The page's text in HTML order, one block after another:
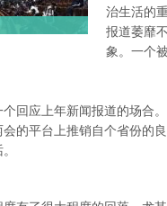
治生活的
报道萎靡
象。一个
回应上年新闻报道的场合
的平台上推销自个省份的